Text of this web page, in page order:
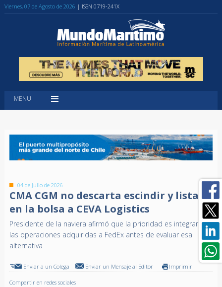
Viernes, 07 de Agosto de 2026 | ISSN 0719-241X
MENU
04 de Julio de 2026
CMA CGM no descarta escindir y listar
en la bolsa a CEVA Logistics
Presidente de la naviera afirmó que la prioridad es integrar
las operaciones adquiridas a FedEx antes de evaluar esa
alternativa
Enviar a un Colega Enviar un Mensaje al Editor Imprimir
Compartir en redes sociales